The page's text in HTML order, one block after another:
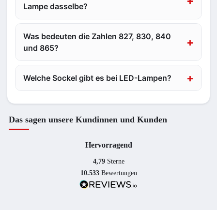
Lampe dasselbe?
Was bedeuten die Zahlen 827, 830, 840
und 865?
Welche Sockel gibt es bei LED-Lampen?
Das sagen unsere Kundinnen und Kunden
Hervorragend
4,79 Sterne
10.533 Bewertungen